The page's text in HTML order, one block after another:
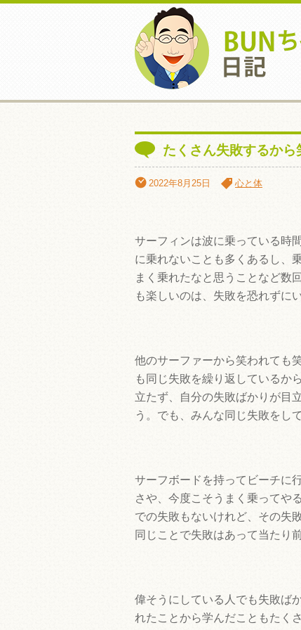
たくさん失敗するから
2022年8月25日 心と体
サーフィンは波に乗っている時
に乗れないことも多くあるし、
まく乗れたなと思うことなど数
も楽しいのは、失敗を恐れずに
他のサーファーから笑われても
も同じ失敗を繰り返しているか
立たず、自分の失敗ばかりが目
う。でも、みんな同じ失敗をし
サーフボードを持ってビーチに
さや、今度こそうまく乗ってや
での失敗もないけれど、その失
同じことで失敗はあって当たり
偉そうにしている人でも失敗ば
れたことから学んだこともたく